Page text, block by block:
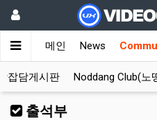
메인 News
잡담게시판 Noddang Club(노
출석부